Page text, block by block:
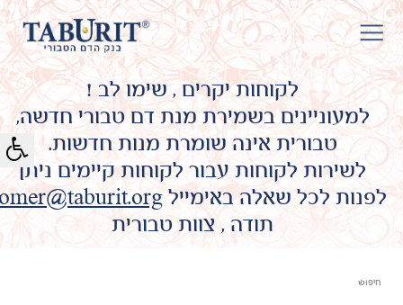
לקוחות יקרים , שימו לב !
למעוניינים בשמירת מנת דם טבורי חדשה,
טבורית אינה שומרת מנות חדשות.
לשירות לקוחות עבור לקוחות קיימים ניתן
לפנות לכל שאלה באימייל
תודה , צוות טבורית
חיפוש